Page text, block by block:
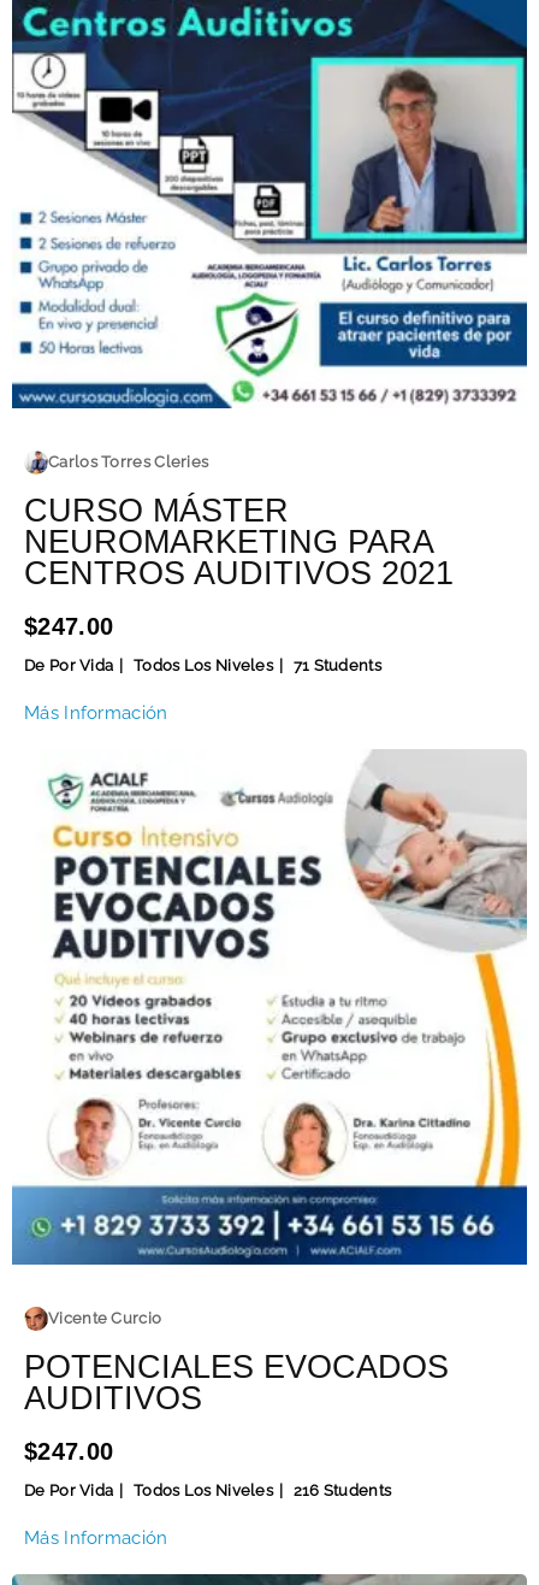
Carlos Torres Cleries
CURSO MÁSTER
NEUROMARKETING PARA
CENTROS AUDITIVOS 2021
$247.00
De Por Vida Todos Los Niveles 71 Students
Más Información
Vicente Curcio
POTENCIALES EVOCADOS
AUDITIVOS
$247.00
De Por Vida Todos Los Niveles 216 Students
Más Información